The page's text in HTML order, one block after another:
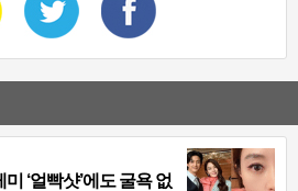
‘얼빡샷’에도 굴욕 없